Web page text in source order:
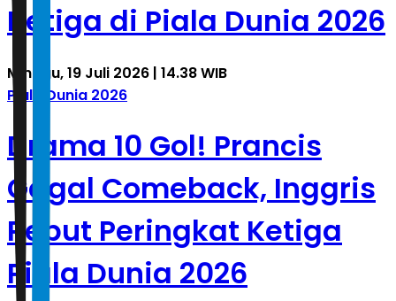
Ketiga di Piala Dunia 2026
Minggu, 19 Juli 2026 | 14.38 WIB
Piala Dunia 2026
Drama 10 Gol! Prancis
Gagal Comeback, Inggris
Rebut Peringkat Ketiga
Piala Dunia 2026